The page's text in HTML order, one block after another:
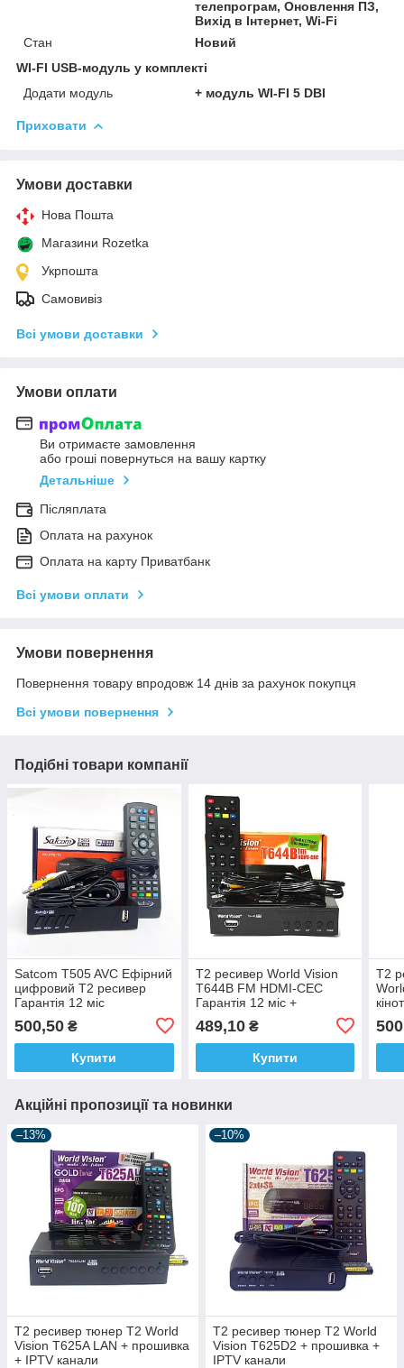
телепрограм, Оновлення ПЗ,
Вихід в Інтернет, Wi-Fi
Стан
Новий
WI-FI USB-модуль у комплекті
Додати модуль
+ модуль WI-FI 5 DBI
Приховати
Умови доставки
Нова Пошта
Магазини Rozetka
Укрпошта
Самовивіз
Всі умови доставки
Умови оплати
Ви отримаєте замовлення
або гроші повернуться на вашу картку
Детальніше
Післяплата
Оплата на рахунок
Оплата на карту Приватбанк
Всі умови оплати
Умови повернення
Повернення товару впродовж 14 днів за рахунок покупця
Всі умови повернення
Подібні товари компанії
Satcom T505 AVC Ефірний
цифровий Т2 ресивер
Гарантія 12 міс
500,50 ₴
Купити
Т2 ресивер World Vision
T644B FM HDMI-CEC
Гарантія 12 міс +
489,10₴
Купити
Т2
Акційні пропозиції та новинки
–13%
Т2 ресивер тюнер T2 World
Vision T625A LAN + прошивка
+ IPTV канали
–10%
Т2 ресивер тюнер T2 World
Vision T625D2 + прошивка +
IPTV канали